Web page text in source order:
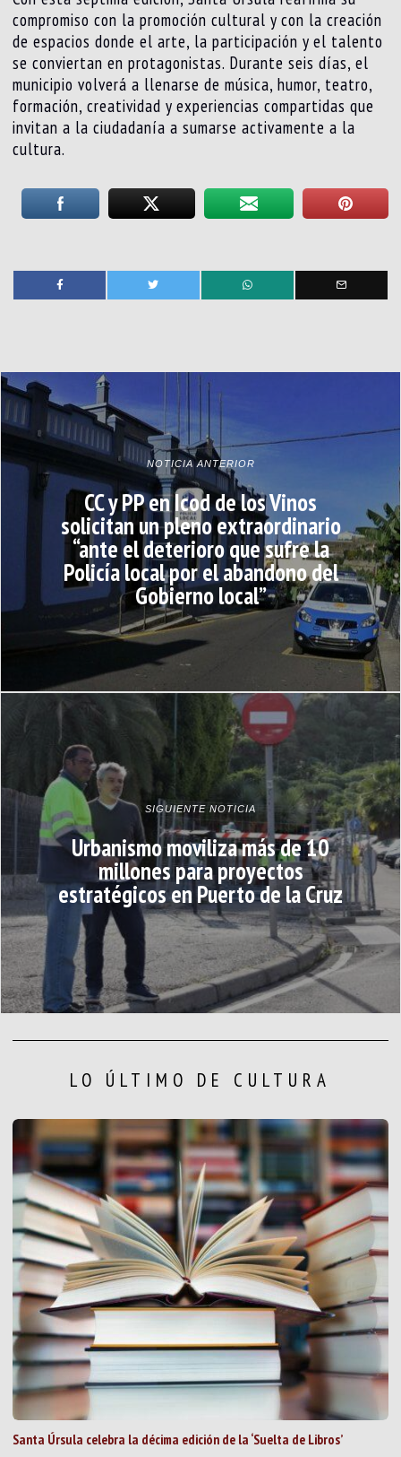
compromiso con la promoción cultural y con la creación
de espacios donde el arte, la participación y el talento
se conviertan en protagonistas. Durante seis días, el
municipio volverá a llenarse de música, humor, teatro,
formación, creatividad y experiencias compartidas que
invitan a la ciudadanía a sumarse activamente a la
cultura.
NOTICIA ANTERIOR
CC y PP en Icod de los Vinos
solicitan un pleno extraordinario
“ante el deterioro que sufre la
Policía local por el abandono del
Gobierno local”
SIGUIENTE NOTICIA
Urbanismo moviliza más de 10
millones para proyectos
estratégicos en Puerto de la Cruz
LO ÚLTIMO DE CULTURA
Santa Úrsula celebra la décima edición de la ‘Suelta de Libros’